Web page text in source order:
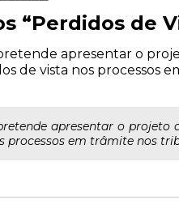
“Perdidos de
apresentar o
de vista nos processos
apresentar o projeto
processos em trâmite nos